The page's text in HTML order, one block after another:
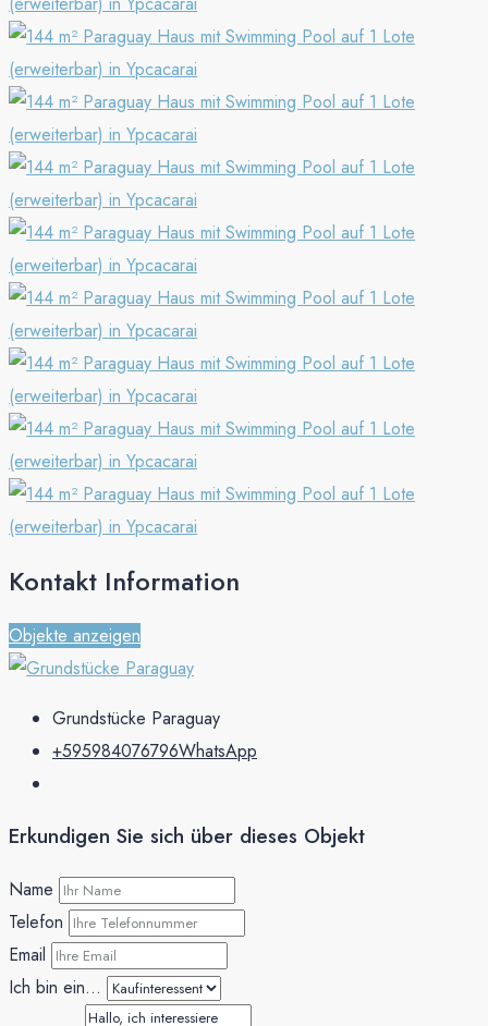
Kontakt Information
Objekte anzeigen
Grundstücke Paraguay
+595984076796WhatsApp
Erkundigen Sie sich über dieses Objekt
Name
Telefon
Email
Ich bin ein...